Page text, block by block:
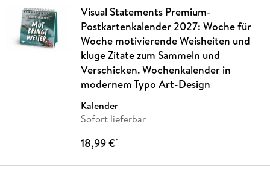
Visual Statements Premium-
Postkartenkalender 2027: Woche für
Woche motivierende Weisheiten und
kluge Zitate zum Sammeln und
Verschicken. Wochenkalender in
modernem Typo Art-Design
Kalender
Sofort lieferbar
18,99 €*